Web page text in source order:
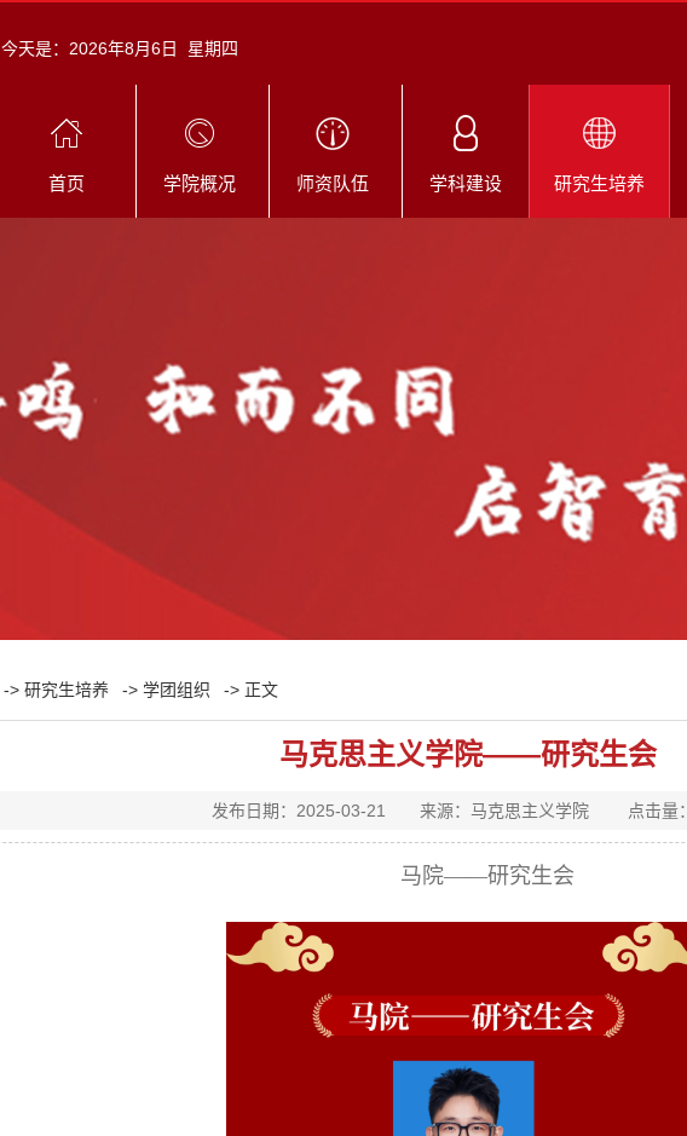
今天是： 2026年8月6日 星期四
首页 学院概况 师资队伍 学科建设 研究生培养
-> 研究生培养 -> 学团组织 -> 正文
马克思主义学院——研究生会
发布日期：2025-03-21 来源：马克思主义学院 点击量：
马院——研究生会